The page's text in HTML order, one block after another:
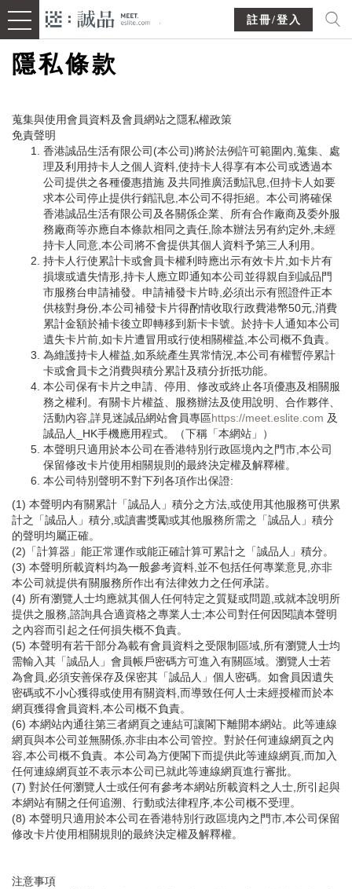
註冊/登入
隱私條款
蒐集與使用會員資料及會員網站之隱私權政策
免責聲明
香港誠品生活有限公司(本公司)將於法例許可範圍內,蒐集、處
理及利用持卡人之個人資料,使持卡人得享有本公司或透過本
公司提供之各種優惠措施 及共同推廣活動訊息,但持卡人如要
求本公司停止提供行銷訊息,本公司不得拒絕。本公司將確保
香港誠品生活有限公司及各關係企業、所有合作廠商及委外服
務廠商等亦應自本條款相同之責任,除本辦法另有約定外,未經
持卡人同意,本公司將不會提供其個人資料予第三人利用。
持卡人行使累計卡或會員卡權利時應出示有效卡片,如卡片有
損壞或遺失情形,持卡人應立即通知本公司並得親自到誠品門
市服務台申請補發。申請補發卡片時,必須出示有照證件正本
供核對身份,本公司補發卡片得酌情收取行政費港幣50元,消費
累計金額於補卡後立即轉移到新卡卡號。於持卡人通知本公司
遺失卡片前,如卡片遭冒用或行使相關權益,本公司概不負責。
為維護持卡人權益,如系統產生異常情況,本公司有權暫停累計
卡或會員卡之消費與積分累計及積分折抵功能。
本公司保有卡片之申請、停用、修改或終止各項優惠及相關服
務之權利。有關卡片權益、服務辦法及使用說明、合作夥伴、
活動內容,詳見迷誠品網站會員專區https://meet.eslite.com 及
誠品人_HK手機應用程式。（下稱「本網站」）
本聲明只適用於本公司在香港特別行政區境內之門市,本公司
保留修改卡片使用相關規則的最終決定權及解釋權。
本公司特別聲明不對下列各項作出保證:
(1) 本聲明内有關累計「誠品人」積分之方法,或使用其他服務可供累
計之「誠品人」積分,或讀書獎勵或其他服務所需之「誠品人」積分
的聲明均屬正確。
(2)「計算器」能正常運作或能正確計算可累計之「誠品人」積分。
(3) 本聲明所載資料均為一般參考資料,並不包括任何專業意見,亦非
本公司就提供有關服務所作出有法律效力之任何承諾。
(4) 所有瀏覽人士均應就其個人任何特定之質疑或問題,或就本說明所
提供之服務,諮詢具合適資格之專業人士;本公司對任何因閱讀本聲明
之內容而引起之任何損失概不負責。
(5) 本聲明有若干部分為載有會員資料之受限制區域,所有瀏覽人士均
需輸入其「誠品人」會員帳戶密碼方可進入有關區域。瀏覽人士若
為會員,必須安善保存及保密其「誠品人」個人密碼。如會員因遺失
密碼或不小心獲得或使用有關資料,而導致任何人士未經授權而於本
網頁獲得會員資料,本公司概不負責。
(6) 本網站內通往第三者網頁之連結可讓閣下離開本網站。此等連線
網頁與本公司並無關係,亦非由本公司管控。對於任何連線網頁之內
容,本公司概不負責。本公司為方便閣下而提供此等連線網頁,而加入
任何連線網頁並不表示本公司已就此等連線網頁進行審批。
(7) 對於任何瀏覽人士或任何有參考本網站所載資料之人士,所引起與
本網站有關之任何追溯、行動或法律程序,本公司概不受理。
(8) 本聲明只適用於本公司在香港特別行政區境內之門市,本公司保留
修改卡片使用相關規則的最終決定權及解釋權。
注意事項